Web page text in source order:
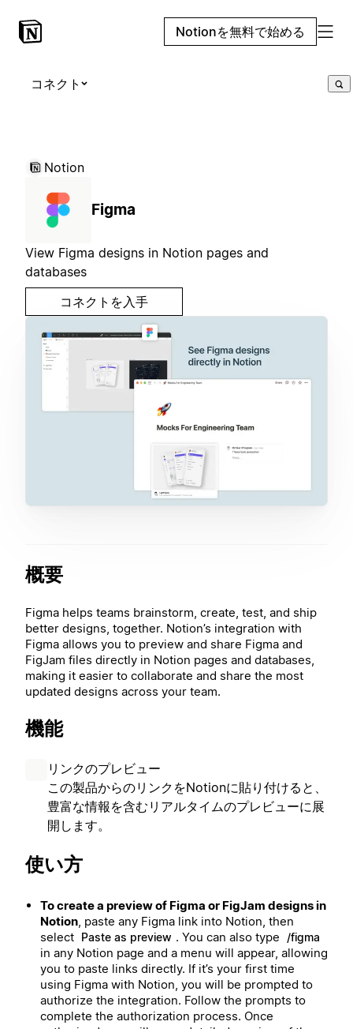
Notionを無料で始める
コネクト
Notion
Figma
View Figma designs in Notion pages and
databases
コネクトを入手
概要
Figma helps teams brainstorm, create, test, and ship
better designs, together. Notion’s integration with
Figma allows you to preview and share Figma and
FigJam files directly in Notion pages and databases,
making it easier to collaborate and share the most
updated designs across your team.
機能
リンクのプレビュー
この製品からのリンクをNotionに貼り付けると、
豊富な情報を含むリアルタイムのプレビューに展
開します。
使い方
To create a preview of Figma or FigJam designs in
Notion, paste any Figma link into Notion, then
select Paste as preview . You can also type /figma
in any Notion page and a menu will appear, allowing
you to paste links directly. If it’s your first time
using Figma with Notion, you will be prompted to
authorize the integration. Follow the prompts to
complete the authorization process. Once